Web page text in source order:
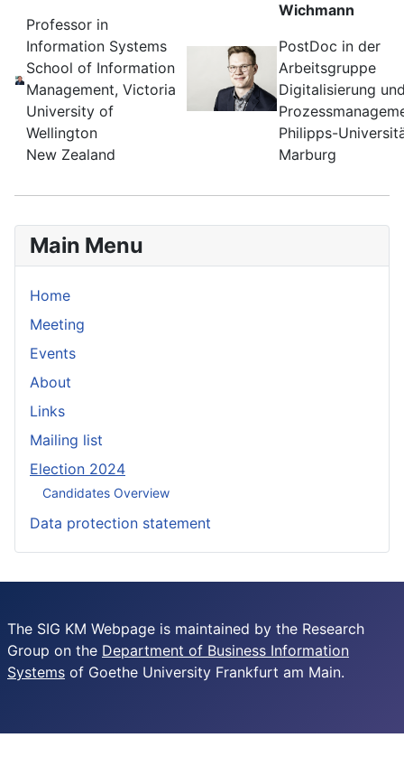
Main Menu
Home
Meeting
Events
About
Links
Mailing list
Election 2024
Candidates Overview
Data protection statement
Professor in
Information Systems
School of Information
Management, Victoria
University of
Wellington
New Zealand
Wichmann
PostDoc in der
Arbeitsgruppe
Digitalisierung
Philipps-
Marburg
The SIG KM Webpage is maintained by the Research
Group on the Department of Business Information
Systems of Goethe University Frankfurt am Main.